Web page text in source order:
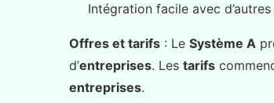
Intégration facile avec
Offres et tarifs : Le Système A
d’entreprises. Les tarifs
entreprises.